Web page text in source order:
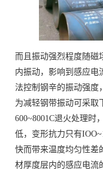
而且振动强烈程度随磁
内振动，影响到感应电
法控制钢辛的振动强度
为减轻钢带振动可采取
600~8001C退火处理时
低，变形抗力只有
快而带来温度均匀性差
材厚度层内的感应电流